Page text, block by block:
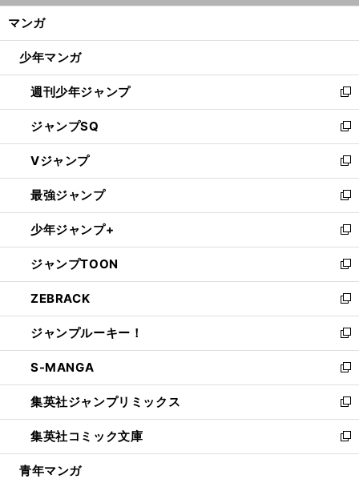
ン
ウ
開
く
マンガ
少年マンガ
週刊少年ジャンプ
新
し
い
ウ
ィ
ン
ド
ウ
で
開
く
ジャンプSQ
新
し
い
ウ
ィ
ン
ド
ウ
で
開
く
Vジャンプ
新
し
い
ウ
ィ
ン
ド
ウ
で
開
く
最強ジャンプ
新
し
い
ウ
ィ
ン
ド
ウ
で
開
く
少年ジャンプ+
新
し
い
ウ
ィ
ン
ド
ウ
で
開
く
ジャンプTOON
新
し
い
ウ
ィ
ン
ド
ウ
で
開
く
ZEBRACK
新
し
い
ウ
ィ
ン
ド
ウ
で
開
ジャンプルーキー！
新
し
い
ウ
ィ
ン
ド
ウ
S-MANGA
新
し
い
ウ
ィ
ン
集英社ジャンプリミックス
新
し
い
ウ
集英社コミック文庫
新
し
青年マンガ